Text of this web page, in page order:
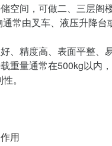
空间，可做二、三层阁
常由叉车、液压升降台
、精度高、表面平整、
重量通常在500kg以内
。
用